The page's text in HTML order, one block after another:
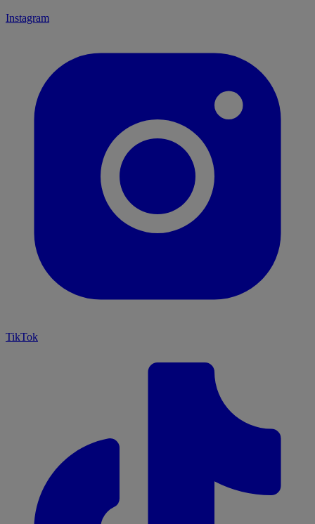
Instagram
TikTok